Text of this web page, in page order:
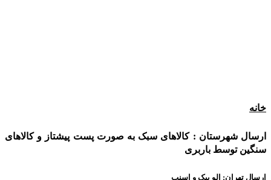
خانه
ارسال شهرستان : کالاهای سبک به صورت پست پیشتاز و کالاهای
سنگین توسط باربری
ارسال تهران: الو پیک و اسنپ